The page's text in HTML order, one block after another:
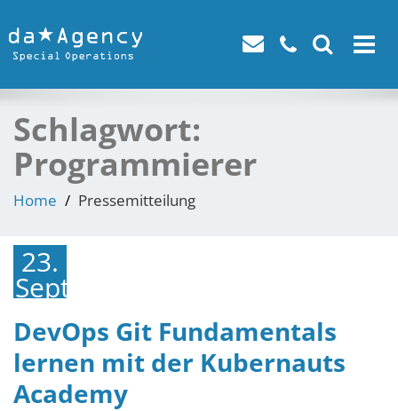
Toggle
Schlagwort:
Programmierer
Home Pressemitteilung
23.
September
DevOps Git Fundamentals
lernen mit der Kubernauts
Academy